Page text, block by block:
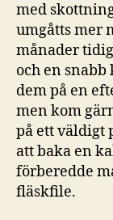
med
umgåtts mer
månader
och en
dem på en
men kom
på ett väldigt
att baka en
förberedde
fläskfile.